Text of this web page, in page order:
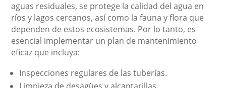
aguas residuales, se protege la calidad del agua en
ríos y lagos cercanos, así como la fauna y flora que
dependen de estos ecosistemas. Por lo tanto, es
esencial implementar un plan de mantenimiento
eficaz que incluya:
Inspecciones regulares de las tuberías.